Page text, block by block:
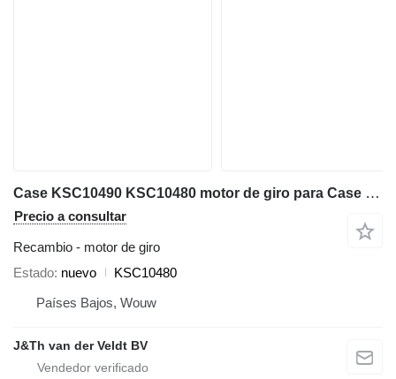
Case KSC10490 KSC10480 motor de giro para Case CX300B CX300C CX300D CX300E CX350B CX350C CX350D CX360B CX370B CX370C CX380C CX380D CX380E CX290B excavadora
Precio a consultar
Recambio - motor de giro
Estado nuevo
KSC10480
Países Bajos, Wouw
J&Th van der Veldt BV